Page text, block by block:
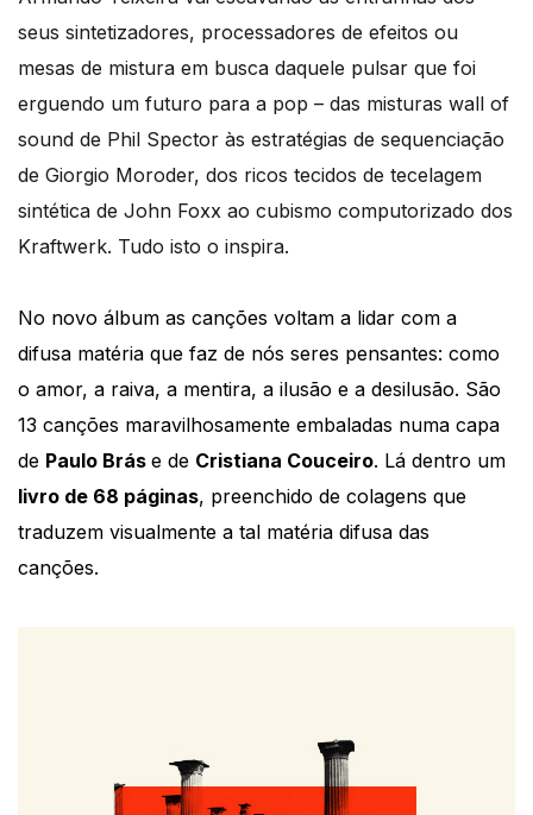
seus sintetizadores, processadores de efeitos ou
mesas de mistura em busca daquele pulsar que foi
erguendo um futuro para a pop – das misturas wall of
sound de Phil Spector às estratégias de sequenciação
de Giorgio Moroder, dos ricos tecidos de tecelagem
sintética de John Foxx ao cubismo computorizado dos
Kraftwerk. Tudo isto o inspira.
No novo álbum as canções voltam a lidar com a
difusa matéria que faz de nós seres pensantes: como
o amor, a raiva, a mentira, a ilusão e a desilusão. São
13 canções maravilhosamente embaladas numa capa
de Paulo Brás e de Cristiana Couceiro. Lá dentro um
livro de 68 páginas, preenchido de colagens que
traduzem visualmente a tal matéria difusa das
canções.